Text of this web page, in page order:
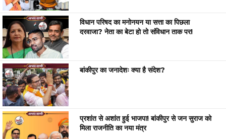
विधान परिषद का मनोनयन या सत्ता का पिछला
दरवाजा? नेता का बेटा हो तो संविधान ताक पर!
बांकीपुर का जनादेशः क्या है संदेश?
प्रशांत से अशांत हुई भाजपा! बांकीपुर से जन सुराज को
मिला राजनीति का नया मंत्र